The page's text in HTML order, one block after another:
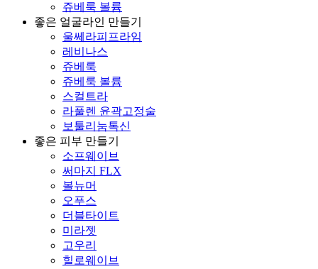
쥬베룩 볼륨
좋은 얼굴라인 만들기
울쎄라피프라임
레비나스
쥬베룩
쥬베룩 볼륨
스컬트라
라풀렌 윤곽고정술
보툴리눔톡신
좋은 피부 만들기
소프웨이브
써마지 FLX
볼뉴머
오푸스
더블타이트
미라젯
고우리
힐로웨이브